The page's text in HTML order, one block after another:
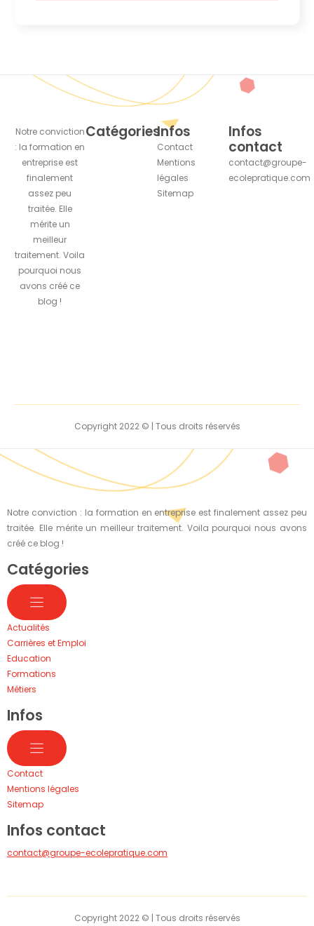
Notre conviction
: la formation en
entreprise est
finalement
assez peu
traitée. Elle
mérite un
meilleur
traitement. Voila
pourquoi nous
avons créé ce
blog !
CatégoriesInfos
Contact
Mentions
légales
Sitemap
Infos
contact
contact@groupe-
ecolepratique.com
Copyright 2022 © | Tous droits réservés
Notre conviction : la formation en entreprise est finalement assez peu
traitée. Elle mérite un meilleur traitement. Voila pourquoi nous avons
créé ce blog !
Catégories
Actualités
Carrières et Emploi
Education
Formations
Métiers
Infos
Contact
Mentions légales
Sitemap
Infos contact
contact@groupe-ecolepratique.com
Copyright 2022 © | Tous droits réservés